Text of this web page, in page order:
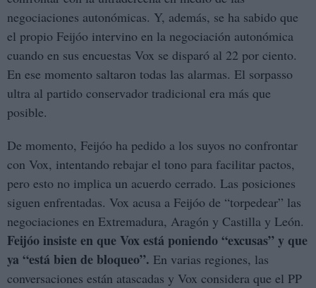
negociaciones autonómicas. Y, además, se ha sabido que
el propio Feijóo intervino en la negociación autonómica
cuando en sus encuestas Vox se disparó al 22 por ciento.
En ese momento saltaron todas las alarmas. El sorpasso
ultra al partido conservador tradicional era más que
posible.
De momento, Feijóo ha pedido a los suyos no confrontar
con Vox, intentando rebajar el tono para facilitar pactos,
pero esto no implica un acuerdo cerrado. Las posiciones
siguen enfrentadas. Vox acusa a Feijóo de “torpedear” las
negociaciones en Extremadura, Aragón y Castilla y León.
Feijóo insiste en que Vox está poniendo “excusas” y que
ya “está bien de bloqueo”. En varias regiones, las
conversaciones están atascadas y Vox considera que el PP